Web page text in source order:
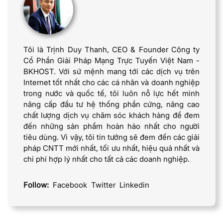
Tôi là Trịnh Duy Thanh, CEO & Founder Công ty
Cổ Phần Giải Pháp Mạng Trực Tuyến Việt Nam -
BKHOST. Với sứ mệnh mang tới các dịch vụ trên
Internet tốt nhất cho các cá nhân và doanh nghiệp
trong nước và quốc tế, tôi luôn nỗ lực hết mình
nâng cấp đầu tư hệ thống phần cứng, nâng cao
chất lượng dịch vụ chăm sóc khách hàng để đem
đến những sản phẩm hoàn hảo nhất cho người
tiêu dùng. Vì vậy, tôi tin tưởng sẽ đem đến các giải
pháp CNTT mới nhất, tối ưu nhất, hiệu quả nhất và
chi phí hợp lý nhất cho tất cả các doanh nghiệp.
Follow: Facebook Twitter Linkedin